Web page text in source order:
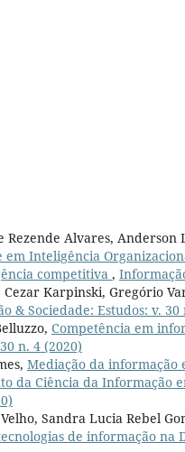
Alvares, Anderson
Inteligência
competitiva ,
Karpinski, Gregório
& Sociedade: Estudos: v. 30
Competência em
n. 4 (2020)
Mediação da informação
da Ciência da Informação
Sandra Lucia Rebel
de informação na